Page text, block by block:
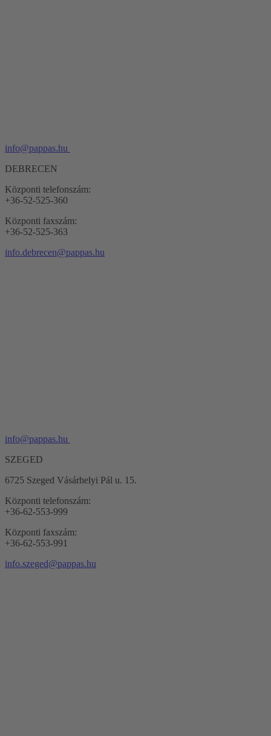
info@pappas.hu
DEBRECEN
Központi telefonszám:
+36-52-525-360
Központi faxszám:
+36-52-525-363
info.debrecen@pappas.hu
info@pappas.hu
SZEGED
6725 Szeged Vásárhelyi Pál u. 15.
Központi telefonszám:
+36-62-553-999
Központi faxszám:
+36-62-553-991
info.szeged@pappas.hu